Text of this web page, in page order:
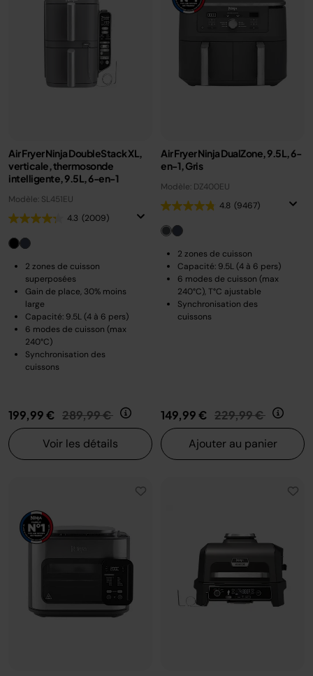
Air Fryer Ninja DoubleStack XL,
verticale, thermosonde
intelligente, 9.5L, 6-en-1
Modèle: SL451EU
4.3 (2009)
2 zones de cuisson
superposées
Gain de place, 30% moins
large
Capacité: 9.5L (4 à 6 pers)
6 modes de cuisson (max
240°C)
Synchronisation des
cuissons
199,99 € Prix réduit de
289,99 € au
Voir les détails
Air Fryer Ninja DualZone, 9.5L, 6-
en-1, Gris
Modèle: DZ400EU
4.8 (9467)
2 zones de cuisson
Capacité: 9.5L (4 à 6 pers)
6 modes de cuisson (max
240°C), T°C ajustable
Synchronisation des
cuissons
149,99 € Prix réduit de
229,99 € au
Ajouter au panier